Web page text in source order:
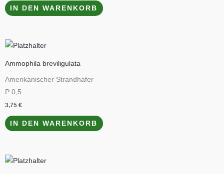
IN DEN WARENKORB
Ammophila breviligulata
Amerikanischer Strandhafer
P 0,5
3,75 €
IN DEN WARENKORB